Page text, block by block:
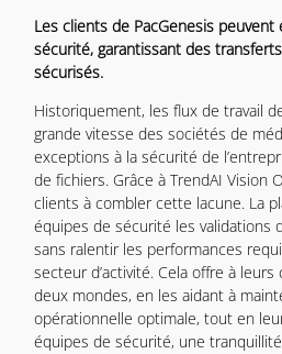
Les clients de PacGenesis
sécurité, garantissant des
sécurisés.
Historiquement, les flux de travail
grande vitesse des sociétés de
exceptions à la sécurité de
de fichiers. Grâce à TrendAI Vision
clients à combler cette lacune. La
équipes de sécurité les validations
sans ralentir les performances
secteur d’activité. Cela offre à
deux mondes, en les aidant à
opérationnelle optimale, tout en
équipes de sécurité, une